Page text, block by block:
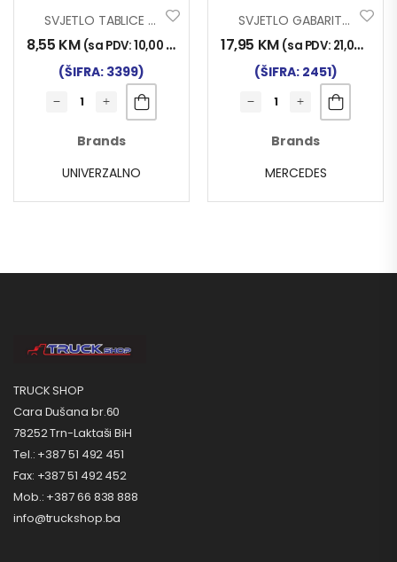
SVJETLO TABLICE 0064 LED
8,55 KM (sa PDV:10,00 KM
(ŠIFRA: 3399)
Brands
UNIVERZALNO
SVJETLO GABARITNO DES.
17,95 KM (sa PDV: 21,00
(ŠIFRA: 2451)
Brands
MERCEDES
TRUCK SHOP
Cara Dušana br.60
78252 Trn-Laktaši BiH
Tel.: +387 51 492 451
Fax: +387 51 492 452
Mob.: +387 66 838 888
info@truckshop.ba